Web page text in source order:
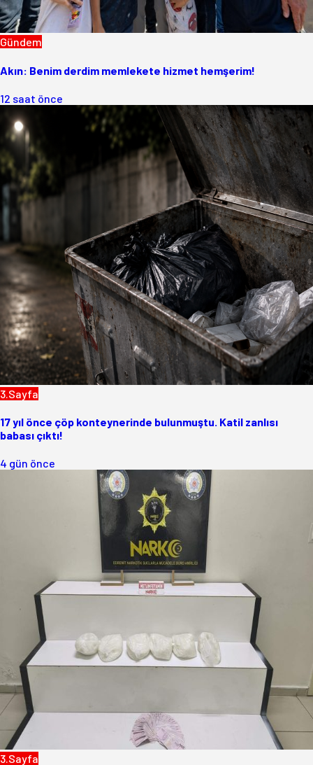
Gündem
Akın: Benim derdim memlekete hizmet hemşerim!
12 saat önce
3.Sayfa
17 yıl önce çöp konteynerinde bulunmuştu. Katil zanlısı
babası çıktı!
4 gün önce
3.Sayfa